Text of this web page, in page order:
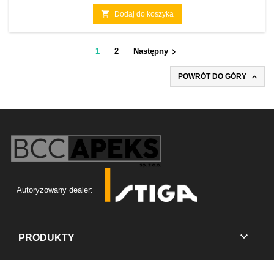
podstawowa
 Dodaj do koszyka
1 2 Następny
POWRÓT DO GÓRY 
Autoryzowany dealer:
PRODUKTY 